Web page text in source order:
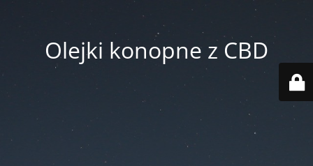
Olejki konopne z CBD